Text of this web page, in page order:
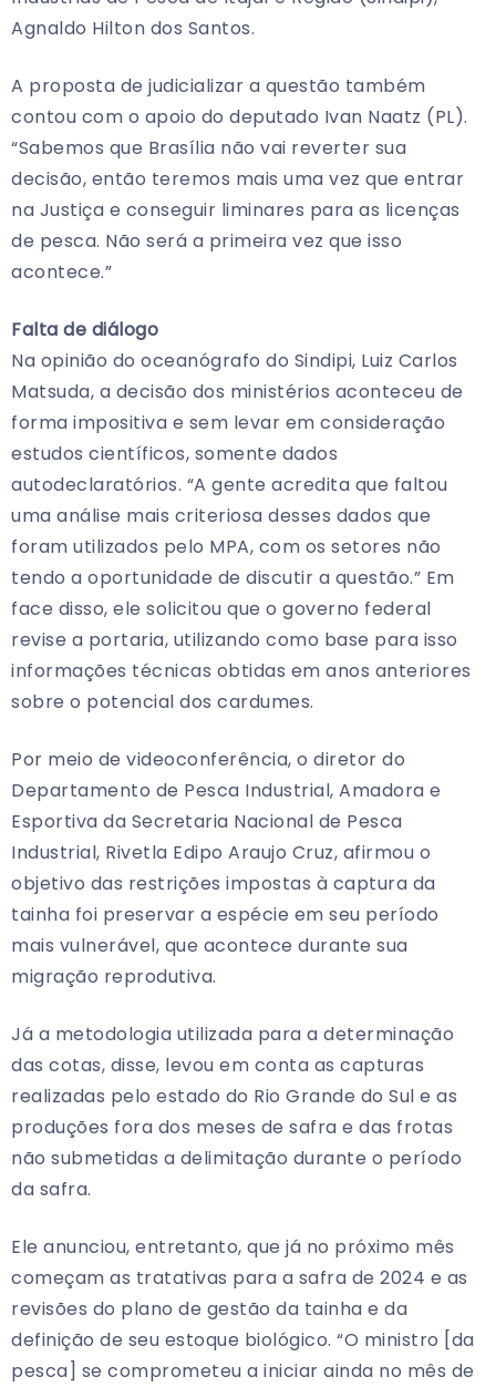
Agnaldo Hilton dos Santos.
A proposta de judicializar a questão também
contou com o apoio do deputado Ivan Naatz (PL).
“Sabemos que Brasília não vai reverter sua
decisão, então teremos mais uma vez que entrar
na Justiça e conseguir liminares para as licenças
de pesca. Não será a primeira vez que isso
acontece.”
Falta de diálogo
Na opinião do oceanógrafo do Sindipi, Luiz Carlos
Matsuda, a decisão dos ministérios aconteceu de
forma impositiva e sem levar em consideração
estudos científicos, somente dados
autodeclaratórios. “A gente acredita que faltou
uma análise mais criteriosa desses dados que
foram utilizados pelo MPA, com os setores não
tendo a oportunidade de discutir a questão.” Em
face disso, ele solicitou que o governo federal
revise a portaria, utilizando como base para isso
informações técnicas obtidas em anos anteriores
sobre o potencial dos cardumes.
Por meio de videoconferência, o diretor do
Departamento de Pesca Industrial, Amadora e
Esportiva da Secretaria Nacional de Pesca
Industrial, Rivetla Edipo Araujo Cruz, afirmou o
objetivo das restrições impostas à captura da
tainha foi preservar a espécie em seu período
mais vulnerável, que acontece durante sua
migração reprodutiva.
Já a metodologia utilizada para a determinação
das cotas, disse, levou em conta as capturas
realizadas pelo estado do Rio Grande do Sul e as
produções fora dos meses de safra e das frotas
não submetidas a delimitação durante o período
da safra.
Ele anunciou, entretanto, que já no próximo mês
começam as tratativas para a safra de 2024 e as
revisões do plano de gestão da tainha e da
definição de seu estoque biológico. “O ministro [da
pesca] se comprometeu a iniciar ainda no mês de